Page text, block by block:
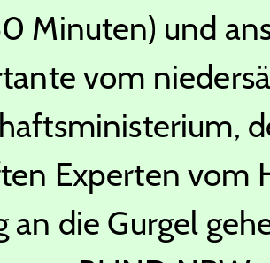
Minuten) und
vom
Experten
an die Gurgel